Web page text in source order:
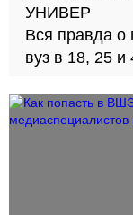
УНИВЕР
Вся правда о
вуз в 18, 25 и